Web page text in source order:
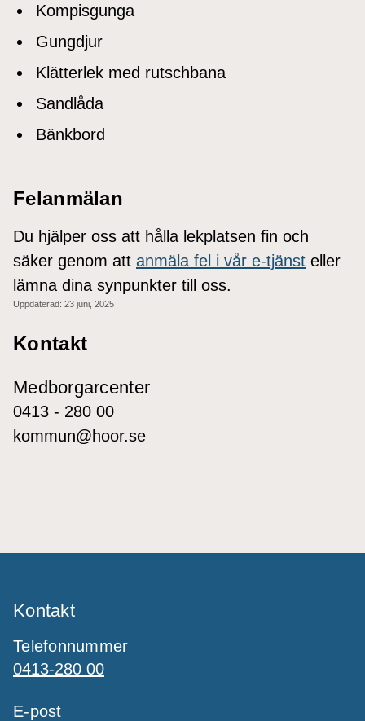
Kompisgunga
Gungdjur
Klätterlek med rutschbana
Sandlåda
Bänkbord
Felanmälan
Du hjälper oss att hålla lekplatsen fin och
säker genom att anmäla fel i vår e-tjänst eller
lämna dina synpunkter till oss.
Uppdaterad: 23 juni, 2025
Kontakt
Medborgarcenter
0413 - 280 00
kommun@hoor.se
Kontakt
Telefonnummer
0413-280 00
E-post